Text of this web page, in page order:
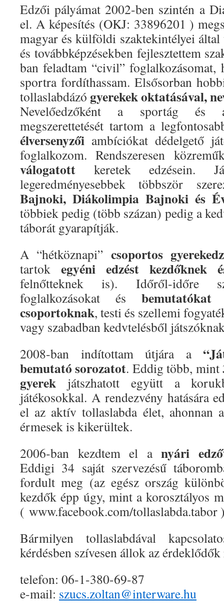
Edzői pályámat 2002-ben szintén a
el. A képesítés (OKJ: 33896201 )
magyar és külföldi szaktekintélyei
és továbbképzésekben fejlesztettem
ban feladtam “civil”
sportra fordíthassam. Elsősorban
tollaslabdázó gyerekek oktatásával,
Nevelőedzőként a sportág és
megszerettetését tartom a
élversenyzői ambíciókat dédelgető
foglalkozom. Rendszeresen
válogatott keretek edzésein.
legeredményesebbek többször
Bajnoki, Diákolimpia Bajnoki és
többiek pedig (több százan) pedig a
táborát gyarapítják.
A “hétköznapi” csoportos
tartok egyéni edzést kezdőknek
felnőtteknek is). Időről-időre
foglalkozásokat és
csoportoknak, testi és szellemi
vagy szabadban kedvtelésből
2008-ban indítottam útjára a
bemutató sorozatot. Eddig több, mint
gyerek játszhatott együtt a
játékosokkal. A rendezvény hatására
el az aktív tollaslabda élet, ahonnan
érmesek is kikerültek.
2006-ban kezdtem el a nyári
Eddigi 34 saját szervezésű
fordult meg (az egész ország
kezdők épp úgy, mint a korosztályos
( www.facebook.com/tollaslabda.tabor
Bármilyen tollaslabdával
kérdésben szívesen állok az érdeklődők
telefon: 06-1-380-69-87
e-mail: szucs.zoltan@interware.hu